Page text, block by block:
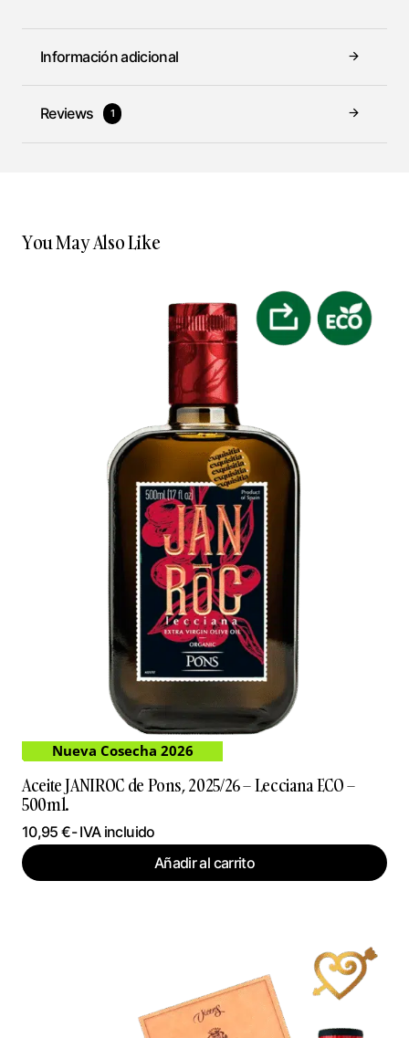
Información adicional
Reviews 1
You May Also Like
Nueva Cosecha 2026
Aceite JANIROC de Pons, 2025/26 – Lecciana ECO –
500ml.
10,95€- IVA incluido
Añadir al carrito